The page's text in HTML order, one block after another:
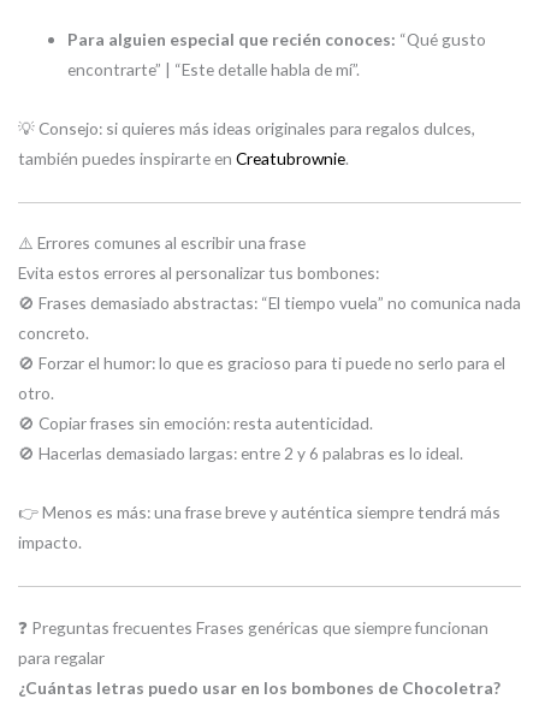
Para alguien especial que recién conoces: “Qué gusto
encontrarte” | “Este detalle habla de mí”.
💡 Consejo: si quieres más ideas originales para regalos dulces,
también puedes inspirarte en Creatubrownie.
⚠️ Errores comunes al escribir una frase
Evita estos errores al personalizar tus bombones:
🚫 Frases demasiado abstractas: “El tiempo vuela” no comunica nada
concreto.
🚫 Forzar el humor: lo que es gracioso para ti puede no serlo para el
otro.
🚫 Copiar frases sin emoción: resta autenticidad.
🚫 Hacerlas demasiado largas: entre 2 y 6 palabras es lo ideal.
👉 Menos es más: una frase breve y auténtica siempre tendrá más
impacto.
❓ Preguntas frecuentes Frases genéricas que siempre funcionan
para regalar
¿Cuántas letras puedo usar en los bombones de Chocoletra?